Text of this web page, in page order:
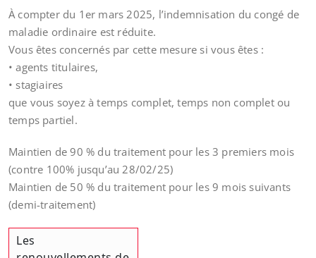
À compter du 1er mars 2025, l’indemnisation du congé de
maladie ordinaire est réduite.
Vous êtes concernés par cette mesure si vous êtes :
• agents titulaires,
• stagiaires
que vous soyez à temps complet, temps non complet ou
temps partiel.
Maintien de 90 % du traitement pour les 3 premiers mois
(contre 100% jusqu’au 28/02/25)
Maintien de 50 % du traitement pour les 9 mois suivants
(demi-traitement)
Les